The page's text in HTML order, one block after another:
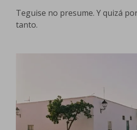
Teguise no presume. Y quizá
tanto.